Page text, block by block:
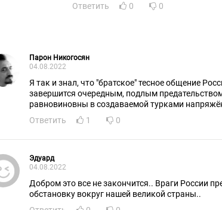
Ответить
0 0
Парон Никогосян
04.08.2022
Я так и знал, что "братское" тесное общение
завершится очередным, подлым
равновиновны в создаваемой турками
Ответить
1 0
Эдуард
04.08.2022
Добром это все не закончится.. Враги России
обстановку вокруг нашей великой страны..